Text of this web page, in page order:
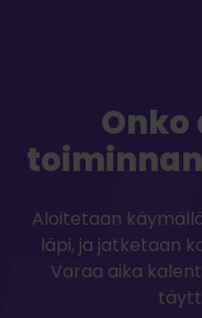
Onko
Aloitetaan
läpi, ja jatketaan
Varaa aika